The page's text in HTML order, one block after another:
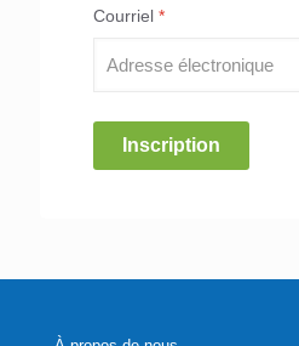
Courriel *
Inscription